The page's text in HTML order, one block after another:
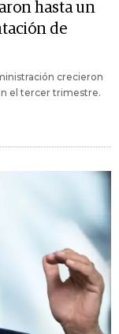
hasta un
de
crecieron
el tercer trimestre.